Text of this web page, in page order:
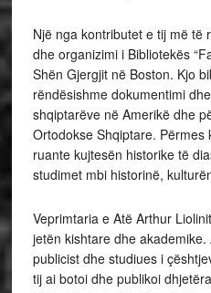
Një nga kontributet e tij më të
dhe organizimi i Bibliotekës
Shën Gjergjit në Boston. Kjo
rëndësishme dokumentimi
shqiptarëve në Amerikë dhe
Ortodokse Shqiptare.
ruante kujtesën historike të
studimet mbi historinë,
Veprimtaria e Atë Arthur
jetën kishtare dhe
publicist dhe studiues i
tij ai botoi dhe publikoi